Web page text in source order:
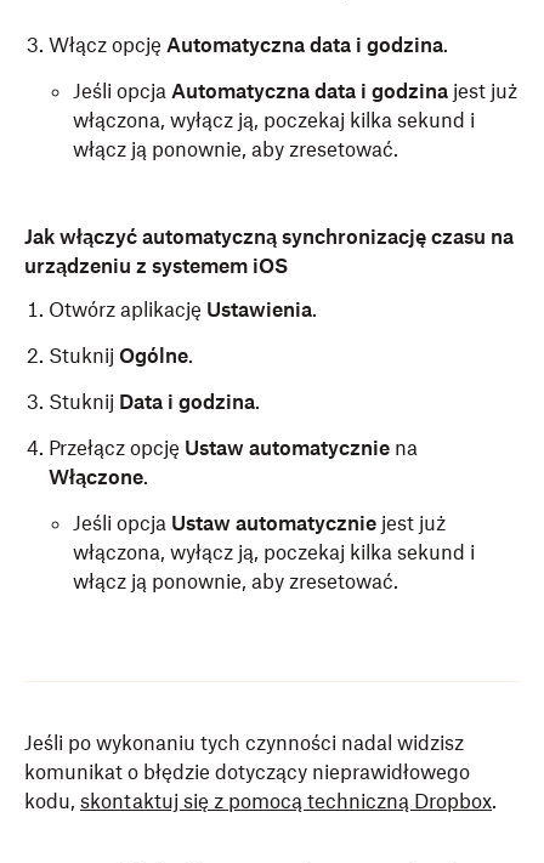
Włącz opcję Automatyczna data i godzina.
Jeśli opcja Automatyczna data i godzina jest już
włączona, wyłącz ją, poczekaj kilka sekund i
włącz ją ponownie, aby zresetować.
Jak włączyć automatyczną synchronizację czasu na
urządzeniu z systemem iOS
Otwórz aplikację Ustawienia.
Stuknij Ogólne.
Stuknij Data i godzina.
Przełącz opcję Ustaw automatycznie na
Włączone.
Jeśli opcja Ustaw automatycznie jest już
włączona, wyłącz ją, poczekaj kilka sekund i
włącz ją ponownie, aby zresetować.
Jeśli po wykonaniu tych czynności nadal widzisz
komunikat o błędzie dotyczący nieprawidłowego
kodu, skontaktuj się z pomocą techniczną Dropbox.